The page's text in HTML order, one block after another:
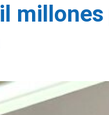
millones
Otras noticias